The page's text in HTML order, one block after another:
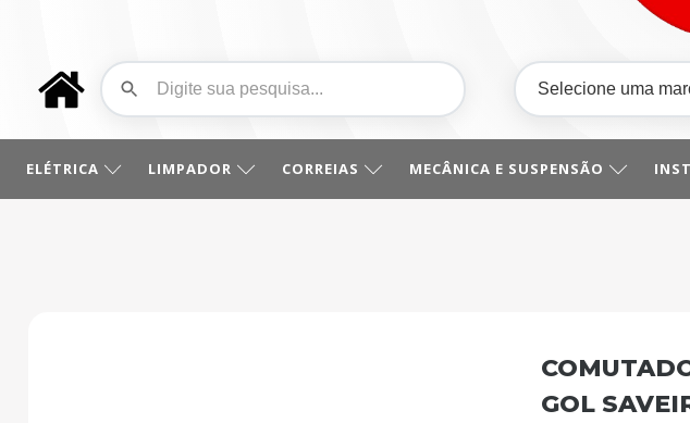
ELÉTRICA LIMPADOR CORREIAS MECÂNICA E SUSPENSÃO
GOL